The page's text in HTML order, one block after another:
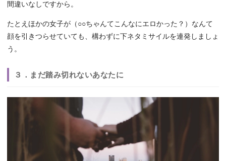
間違いなしですから。
たとえほかの女子が（○○ちゃんてこんなにエロかった？）なんて
顔を引きつらせていても、構わずに下ネタミサイルを連発しましょ
う。
３．まだ踏み切れないあなたに